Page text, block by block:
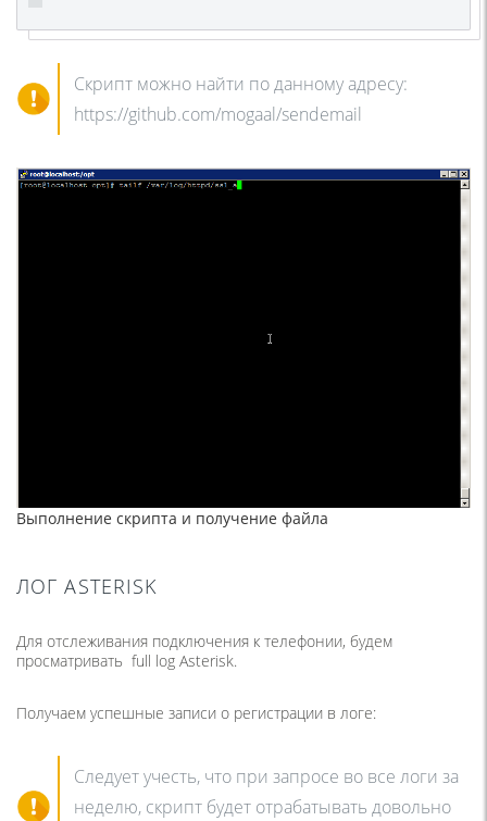
Скрипт можно найти по данному адресу:
https://github.com/mogaal/sendemail
Выполнение скрипта и получение файла
ЛОГ ASTERISK
Для отслеживания подключения к телефонии, будем
просматривать full log Asterisk.
Получаем успешные записи о регистрации в логе:
Следует учесть, что при запросе во все логи за
неделю, скрипт будет отрабатывать довольно